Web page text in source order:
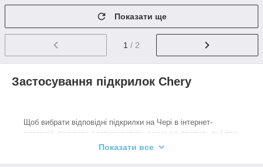
Показати ще
1 / 2
Застосування підкрилок Chery
Щоб вибрати відповідні підкрилки на Чері в інтернет-
магазині, важливо дотримуватись таких же правил, як і при
підборі автомобільних запчастин, що випускаються
Показати все